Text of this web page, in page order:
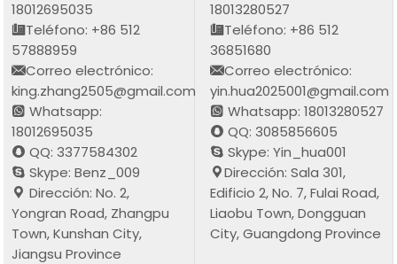
18012695035
Teléfono: +86 512
57888959
Correo electrónico:
king.zhang2505@gmail.com
Whatsapp:
18012695035
QQ: 3377584302
Skype: Benz_009
Dirección: No. 2,
Yongran Road, Zhangpu
Town, Kunshan City,
Jiangsu Province
18013280527
Teléfono: +86 512
36851680
Correo electrónico:
yin.hua2025001@gmail.com
Whatsapp: 18013280527
QQ: 3085856605
Skype: Yin_hua001
Dirección: Sala 301,
Edificio 2, No. 7, Fulai Road,
Liaobu Town, Dongguan
City, Guangdong Province